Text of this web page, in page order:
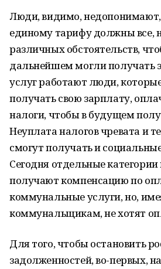
Люди, видимо, недопонимают,
единому тарифу должны все,
различных обстоятельств,
дальнейшем могли получать
услуг работают люди,
получать свою зарплату,
налоги, чтобы в будущем
Неуплата налогов чревата и
смогут получать и
Сегодня отдельные
получают компенсацию по
коммунальные услуги, но,
коммунальщикам, не хотят
Для того, чтобы остановить
задолженностей, во-первых,